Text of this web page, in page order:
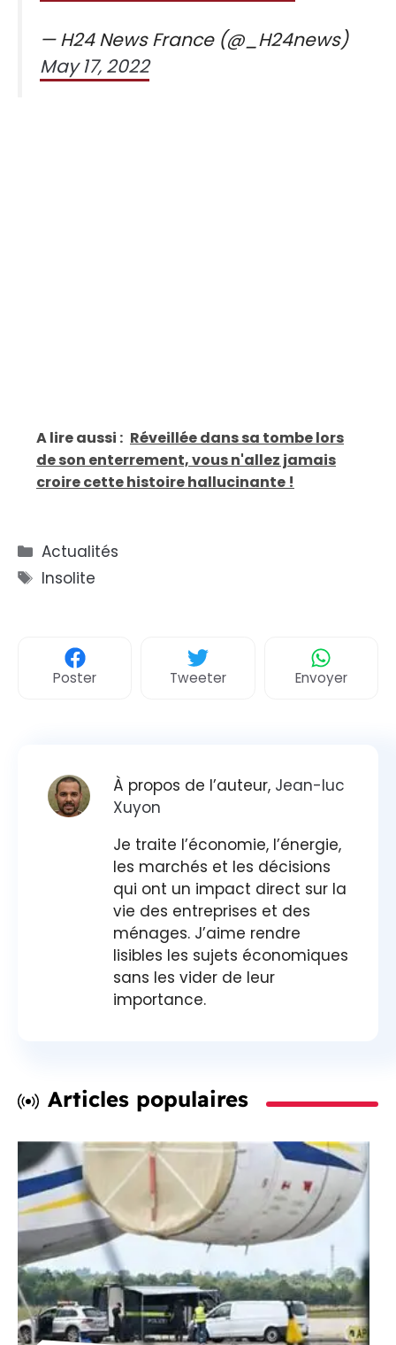
— H24 News France (@_H24news)
May 17, 2022
A lire aussi : Réveillée dans sa tombe lors
de son enterrement, vous n'allez jamais
croire cette histoire hallucinante !
Catégories
Actualités
Étiquettes
Insolite
Poster Tweeter Envoyer
À propos de l’auteur, Jean-luc
Xuyon
Je traite l’économie, l’énergie,
les marchés et les décisions
qui ont un impact direct sur la
vie des entreprises et des
ménages. J’aime rendre
lisibles les sujets économiques
sans les vider de leur
importance.
Articles populaires